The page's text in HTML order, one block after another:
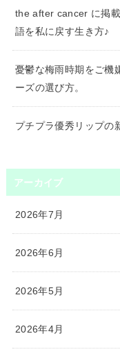
the after cancer に掲
語を私に戻す生き方♪
憂鬱な梅雨時期をご機
ーズの選び方。
プチプラ優秀リップの
アーカイブ
2026年7月
2026年6月
2026年5月
2026年4月